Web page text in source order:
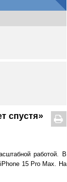
спустя»
работой. В
15 Pro Max. На